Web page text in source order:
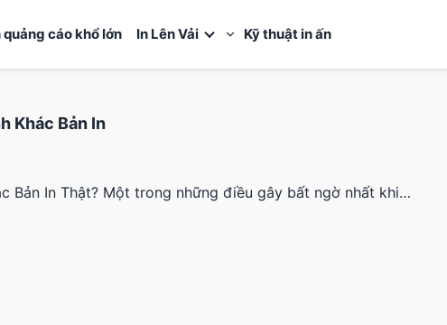
quảng cáo khổ lớn In Lên Vải Kỹ thuật in ấn
Khác Bản In
Bản In Thật? Một trong những điều gây bất ngờ nhất khi…